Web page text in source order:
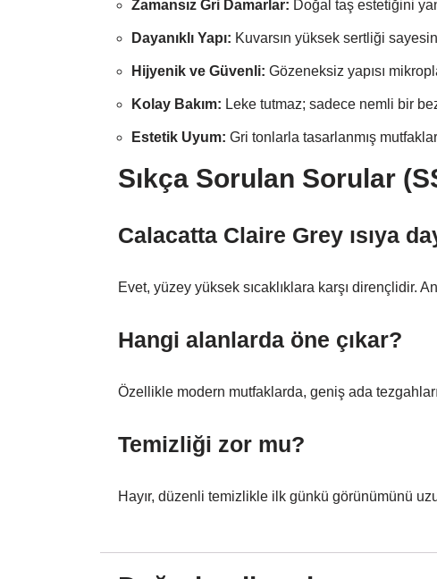
Zamansız Gri Damarlar: Doğal taş estetiğini
Dayanıklı Yapı: Kuvarsın yüksek sertliği
Hijyenik ve Güvenli: Gözeneksiz yapısı
Kolay Bakım: Leke tutmaz; sadece nemli bir
Estetik Uyum: Gri tonlarla tasarlanmış
Sıkça Sorulan Sorular
Calacatta Claire Grey ısıya
Evet, yüzey yüksek sıcaklıklara karşı dirençlidir.
Hangi alanlarda öne çıkar?
Özellikle modern mutfaklarda, geniş ada
Temizliği zor mu?
Hayır, düzenli temizlikle ilk günkü görünümünü